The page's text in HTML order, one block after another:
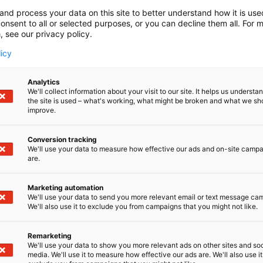
uskotaan ihmiseen – täällä sinulla on
Työyhteisössämme yhdistyvät moniammatillisuus,
aidot kohtaamiset. Lapissa nautit leppoisasta
ja luonnon rauhasta. Meillä huiput kohtaavat!
process your data on this site to better understand how it is
to all or selected purposes, or you can decline them all. For
see our privacy policy.
Analytics
We'll collect information about your visit to our site. It helps us
the site is used – what's working, what might be broken and what we
improve.
Conversion tracking
We'll use your data to measure how effective our ads and on-site
are.
Marketing automation
We'll use your data to send you more relevant email or text message
We'll also use it to exclude you from campaigns that you might not like.
Remarketing
We'll use your data to show you more relevant ads on other sites and
media. We'll use it to measure how effective our ads are. We'll also use